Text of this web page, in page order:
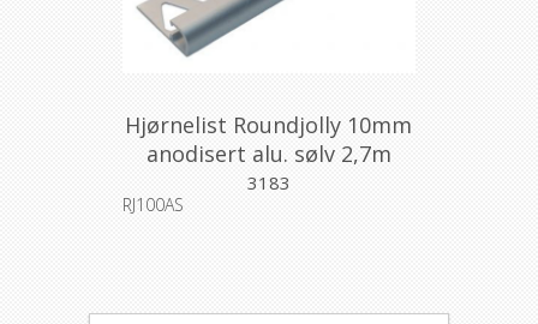
Hjørnelist Roundjolly 10mm
anodisert alu. sølv 2,7m
3183
RJ100AS